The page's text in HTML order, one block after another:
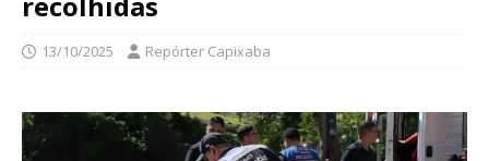
13/10/2025 Repórter Capixaba